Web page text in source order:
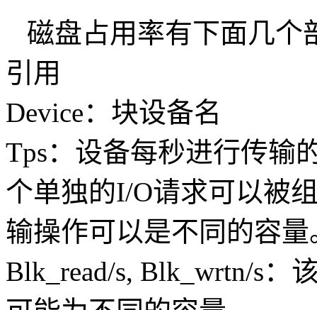
磁盘占用率有下面几个
引用
Device：块设备名
Tps：设备每秒进行传输
个单独的I/O请求可以被
输操作可以是不同的容量
Blk_read/s, Blk_wrtn/s：